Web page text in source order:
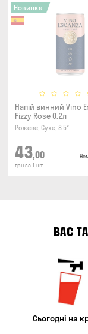
Новинка
Напій винний Vino
Fizzy Rose 0.2л
Рожеве, Сухе, 8.5°
43,00
грн за 1 шт
ВАС
Сьогодні на